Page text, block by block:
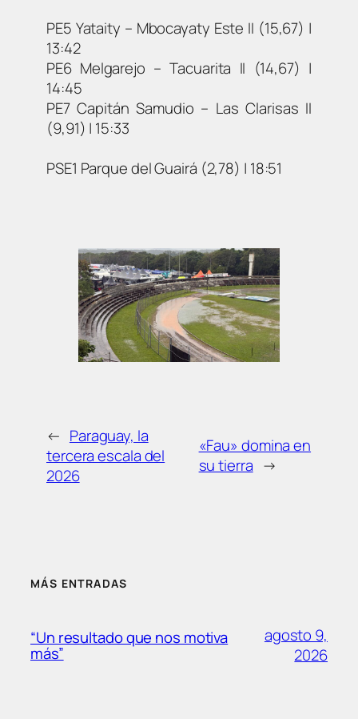
PE5 Yataity – Mbocayaty Este II (15,67) |
13:42
PE6 Melgarejo – Tacuarita II (14,67) |
14:45
PE7 Capitán Samudio – Las Clarisas II
(9,91) | 15:33
PSE1 Parque del Guairá (2,78) | 18:51
← Paraguay, la
tercera escala del
2026
«Fau» domina en
su tierra →
MÁS ENTRADAS
“Un resultado que nos motiva
más”
agosto 9,
2026